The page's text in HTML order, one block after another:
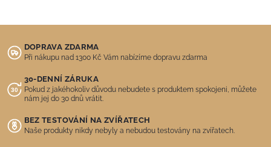
DOPRAVA ZDARMA
Při nákupu nad 1300 Kč Vám nabízíme dopravu zdarma
30-DENNÍ ZÁRUKA
Pokud z jakéhokoliv důvodu nebudete s produktem spokojeni, můžete
nám jej do 30 dnů vrátit.
BEZ TESTOVÁNÍ NA ZVÍŘATECH
Naše produkty nikdy nebyly a nebudou testovány na zvířatech.